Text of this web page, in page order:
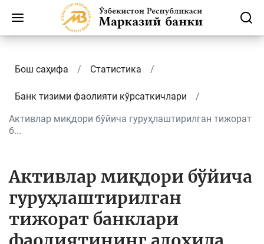
Бош саҳифа Статистика
Банк тизими фаолияти кўрсаткичлари
Активлар миқдори бўйича гуруҳлаштирилган тижорат
б...
Активлар миқдори бўйича
гуруҳлаштирилган
тижорат банклари